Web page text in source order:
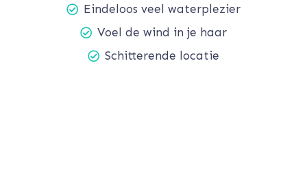
Eindeloos veel waterplezier
Voel de wind in je haar
Schitterende locatie